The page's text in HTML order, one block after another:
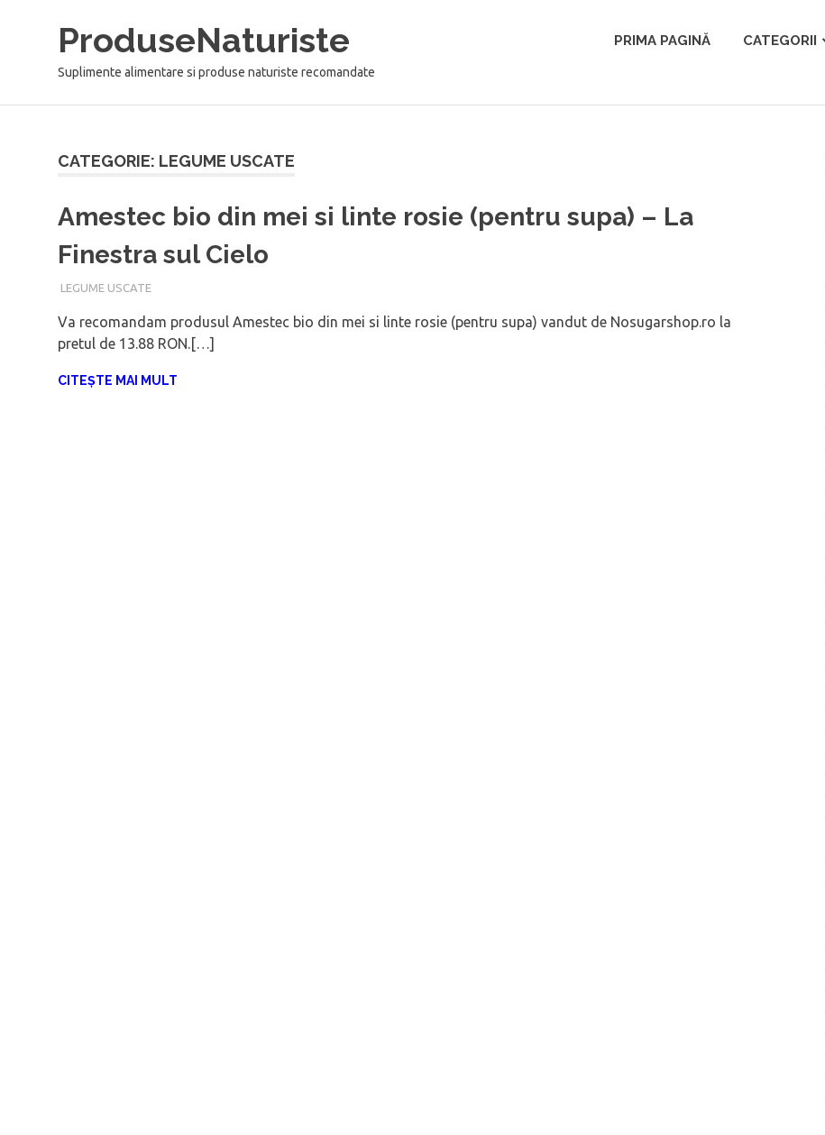
ProduseNaturiste
Suplimente alimentare si produse naturiste recomandate
PRIMA PAGINĂ CATEGORII
CATEGORIE: LEGUME USCATE
Amestec bio din mei si linte rosie (pentru supa) – La
Finestra sul Cielo
IANUARIE 9, 2018
ADMIN
LEGUME USCATE
Va recomandam produsul Amestec bio din mei si linte rosie (pentru supa) vandut de Nosugarshop.ro la
pretul de 13.88 RON.[…]
CITEȘTE MAI MULT